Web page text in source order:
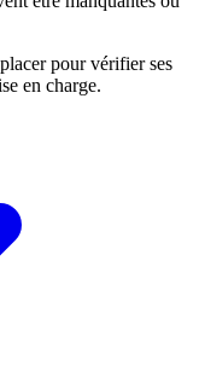
pour vérifier ses
en charge.